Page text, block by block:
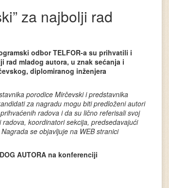
za najbolji rad
odbor TELFOR-a su prihvatili i
rad mladog autora, u znak sećanja i
diplomiranog inženjera
porodice Mirčevski i predstavnika
za nagradu mogu biti predloženi autori
radova i da su lično referisali svoj
koordinatori sekcija, predsedavajući
se objavljuje na WEB stranici
AUTORA na konferenciji